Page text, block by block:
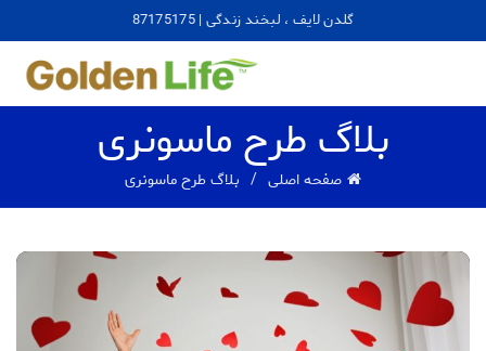
گلدن لایف ، لبخند زندگی | 87175175
بلاگ طرح ماسونری
صفحه اصلی بلاگ طرح ماسونری